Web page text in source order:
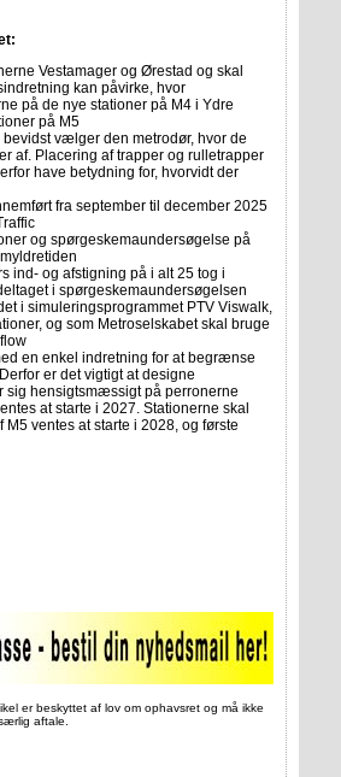
Vestamager og Ørestad og skal
kan påvirke, hvor
på de nye stationer på M4 i Ydre
på M5
vælger den metrodør, hvor de
af. Placering af trapper og rulletrapper
have betydning for, hvorvidt der
fra september til december 2025
og spørgeskemaundersøgelse på
ind- og afstigning på i alt 25 tog i
i spørgeskemaundersøgelsen
i simuleringsprogrammet PTV Viswalk,
og som Metroselskabet skal bruge
en enkel indretning for at begrænse
er det vigtigt at designe
sig hensigtsmæssigt på perronerne
at starte i 2027. Stationerne skal
ventes at starte i 2028, og første
er beskyttet af lov om ophavsret og må ikke
aftale.